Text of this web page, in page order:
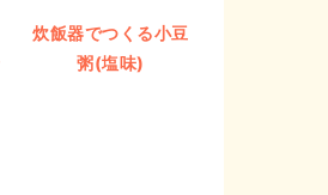
炊飯器でつくる小豆
粥(塩味)